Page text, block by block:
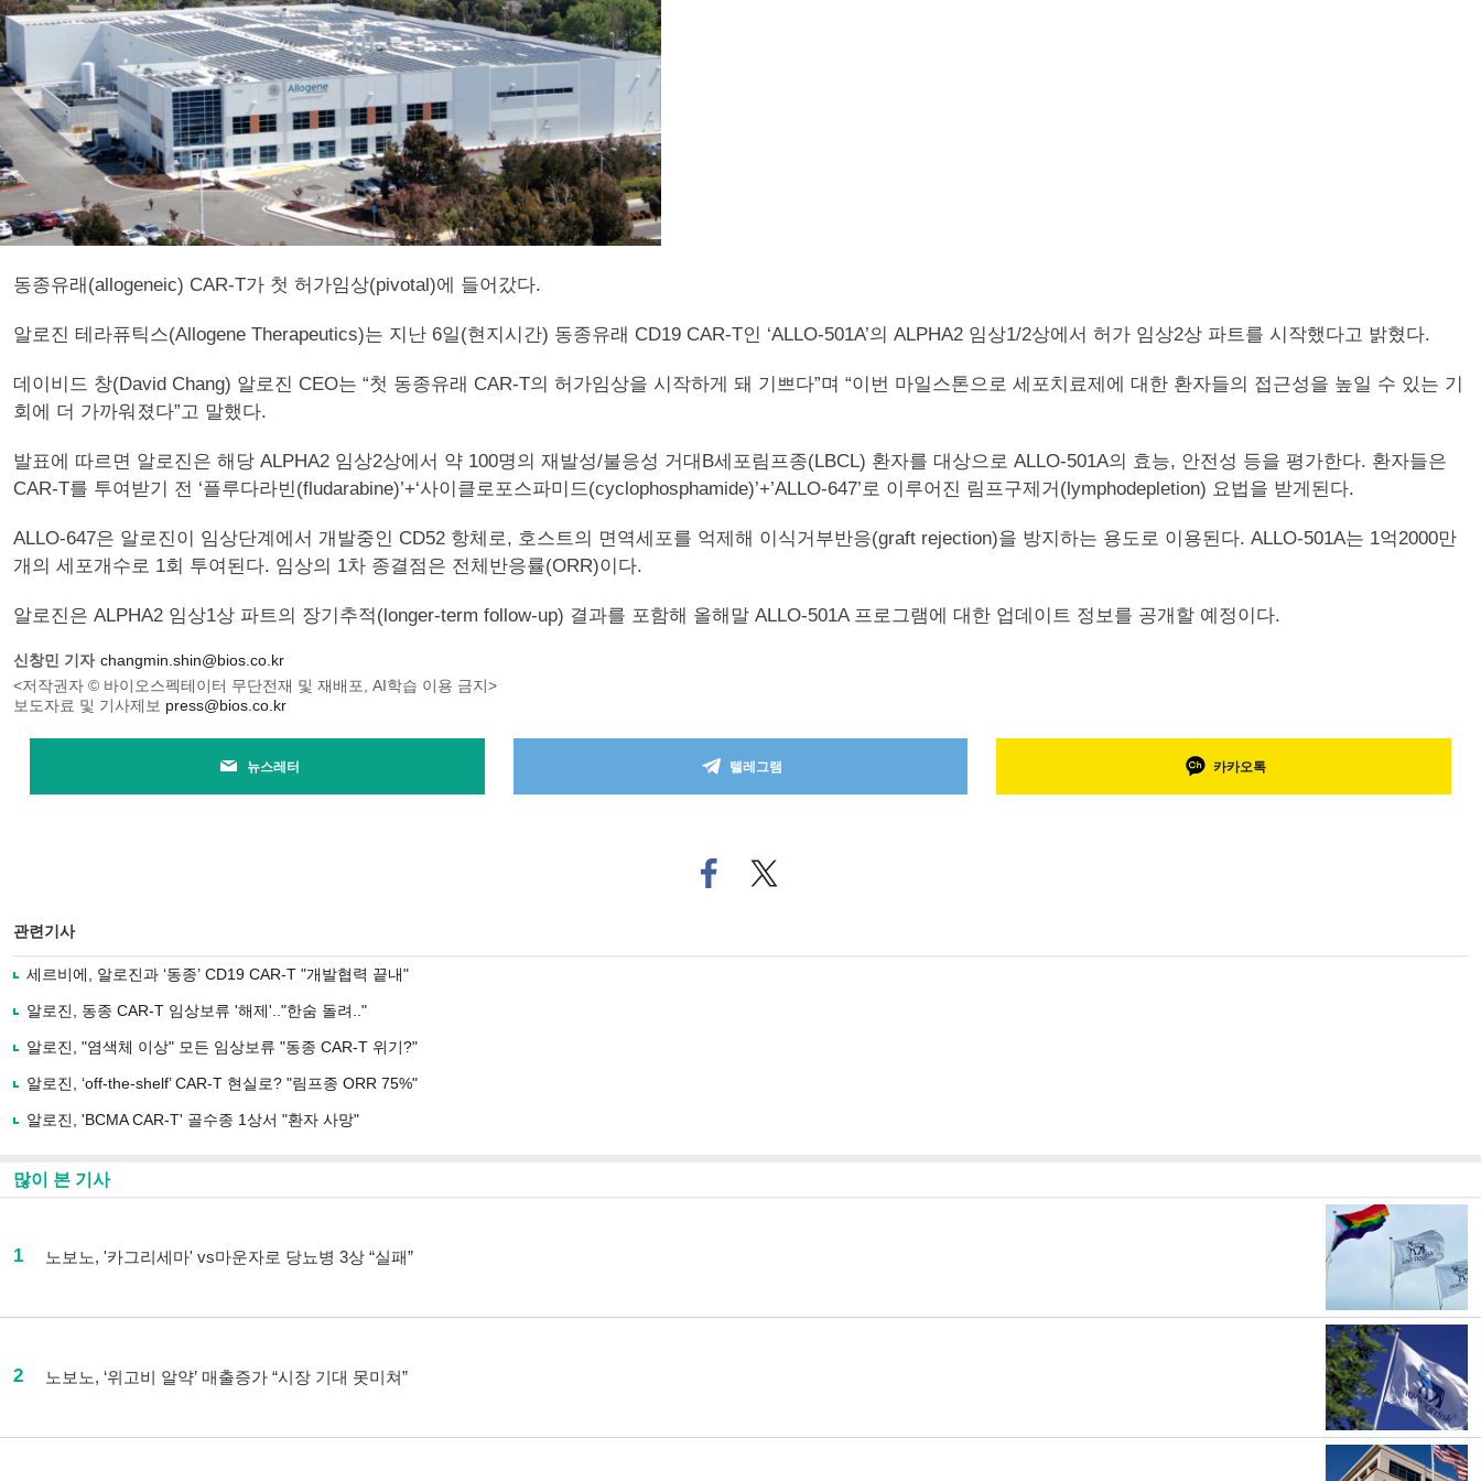
동종유래(allogeneic) CAR-T가 첫 허가임상(pivotal)에 들어갔다.
알로진 테라퓨틱스(Allogene Therapeutics)는 지난 6일(현지시간) 동종유래 CD19 CAR-T인 ‘ALLO-501A’의 ALPHA2 임상1/2상에서 허가 임상2상 파트를 시작했다고 밝혔다.
데이비드 창(David Chang) 알로진 CEO는 “첫 동종유래 CAR-T의 허가임상을 시작하게 돼 기쁘다”며 “이번 마일스톤으로 세포치료제에 대한 환자들의 접근성을 높일 수 있는 기
회에 더 가까워졌다”고 말했다.
발표에 따르면 알로진은 해당 ALPHA2 임상2상에서 약 100명의 재발성/불응성 거대B세포림프종(LBCL) 환자를 대상으로 ALLO-501A의 효능, 안전성 등을 평가한다. 환자들은
CAR-T를 투여받기 전 ‘플루다라빈(fludarabine)’+‘사이클로포스파미드(cyclophosphamide)’+’ALLO-647’로 이루어진 림프구제거(lymphodepletion) 요법을 받게된다.
ALLO-647은 알로진이 임상단계에서 개발중인 CD52 항체로, 호스트의 면역세포를 억제해 이식거부반응(graft rejection)을 방지하는 용도로 이용된다. ALLO-501A는 1억2000만
개의 세포개수로 1회 투여된다. 임상의 1차 종결점은 전체반응률(ORR)이다.
알로진은 ALPHA2 임상1상 파트의 장기추적(longer-term follow-up) 결과를 포함해 올해말 ALLO-501A 프로그램에 대한 업데이트 정보를 공개할 예정이다.
신창민 기자 changmin.shin@bios.co.kr
<저작권자 © 바이오스펙테이터 무단전재 및 재배포, AI학습 이용 금지>
보도자료 및 기사제보 press@bios.co.kr
뉴스레터 텔레그램 카카오톡
페
이
트위
터로
관련기사
세르비에, 알로진과 ‘동종’ CD19 CAR-T "개발협력 끝내"
알로진, 동종 CAR-T 임상보류 '해제'.."한숨 돌려.."
알로진, "염색체 이상" 모든 임상보류 "동종 CAR-T 위기?"
알로진, ‘off-the-shelf’ CAR-T 현실로? "림프종 ORR 75%"
알로진, 'BCMA CAR-T' 골수종 1상서 "환자 사망"
많이 본 기사
1 노보노, '카그리세마' vs마운자로 당뇨병 3상 “실패”
2 노보노, ‘위고비 알약’ 매출증가 “시장 기대 못미쳐”